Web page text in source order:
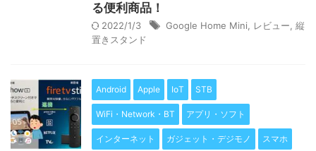
る便利商品！
2022/1/3 Google Home Mini レビュー 縦
置きスタンド
Android Apple IoT STB
WiFi・Network・BT アプリ・ソフト
インターネット ガジェット・デジモノ スマホ